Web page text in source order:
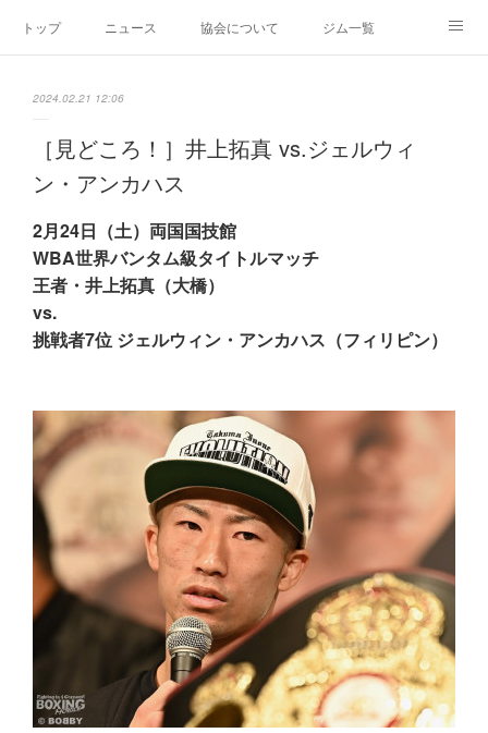
トップ ニュース 協会について ジム一覧
2024.02.21 12:06
［見どころ！］井上拓真 vs.ジェルウィ
ン・アンカハス
2月24日（土）両国国技館
WBA世界バンタム級タイトルマッチ
王者・井上拓真（大橋）
vs.
挑戦者7位 ジェルウィン・アンカハス（フィリピン）